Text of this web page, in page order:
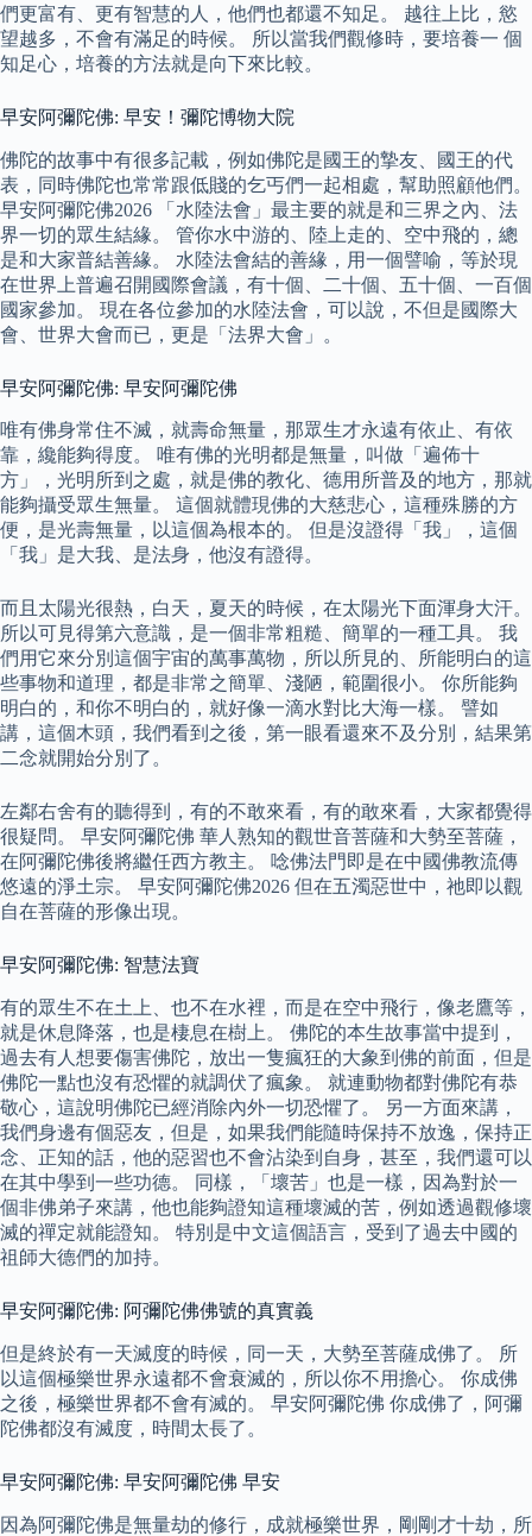
們更富有、更有智慧的人，他們也都還不知足。 越往上比，慾
望越多，不會有滿足的時候。 所以當我們觀修時，要培養一 個
知足心，培養的方法就是向下來比較。
早安阿彌陀佛: 早安！彌陀博物大院
佛陀的故事中有很多記載，例如佛陀是國王的摯友、國王的代
表，同時佛陀也常常跟低賤的乞丐們一起相處，幫助照顧他們。
早安阿彌陀佛2026 「水陸法會」最主要的就是和三界之內、法
界一切的眾生結緣。 管你水中游的、陸上走的、空中飛的，總
是和大家普結善緣。 水陸法會結的善緣，用一個譬喻，等於現
在世界上普遍召開國際會議，有十個、二十個、五十個、一百個
國家參加。 現在各位參加的水陸法會，可以說，不但是國際大
會、世界大會而已，更是「法界大會」。
早安阿彌陀佛: 早安阿彌陀佛
唯有佛身常住不滅，就壽命無量，那眾生才永遠有依止、有依
靠，纔能夠得度。 唯有佛的光明都是無量，叫做「遍佈十
方」，光明所到之處，就是佛的教化、德用所普及的地方，那就
能夠攝受眾生無量。 這個就體現佛的大慈悲心，這種殊勝的方
便，是光壽無量，以這個為根本的。 但是沒證得「我」，這個
「我」是大我、是法身，他沒有證得。
而且太陽光很熱，白天，夏天的時候，在太陽光下面渾身大汗。
所以可見得第六意識，是一個非常粗糙、簡單的一種工具。 我
們用它來分別這個宇宙的萬事萬物，所以所見的、所能明白的這
些事物和道理，都是非常之簡單、淺陋，範圍很小。 你所能夠
明白的，和你不明白的，就好像一滴水對比大海一樣。 譬如
講，這個木頭，我們看到之後，第一眼看還來不及分別，結果第
二念就開始分別了。
左鄰右舍有的聽得到，有的不敢來看，有的敢來看，大家都覺得
很疑問。 早安阿彌陀佛 華人熟知的觀世音菩薩和大勢至菩薩，
在阿彌陀佛後將繼任西方教主。 唸佛法門即是在中國佛教流傳
悠遠的淨土宗。 早安阿彌陀佛2026 但在五濁惡世中，祂即以觀
自在菩薩的形像出現。
早安阿彌陀佛: 智慧法寶
有的眾生不在土上、也不在水裡，而是在空中飛行，像老鷹等，
就是休息降落，也是棲息在樹上。 佛陀的本生故事當中提到，
過去有人想要傷害佛陀，放出一隻瘋狂的大象到佛的前面，但是
佛陀一點也沒有恐懼的就調伏了瘋象。 就連動物都對佛陀有恭
敬心，這說明佛陀已經消除內外一切恐懼了。 另一方面來講，
我們身邊有個惡友，但是，如果我們能隨時保持不放逸，保持正
念、正知的話，他的惡習也不會沾染到自身，甚至，我們還可以
在其中學到一些功德。 同樣，「壞苦」也是一樣，因為對於一
個非佛弟子來講，他也能夠證知這種壞滅的苦，例如透過觀修壞
滅的禪定就能證知。 特別是中文這個語言，受到了過去中國的
祖師大德們的加持。
早安阿彌陀佛: 阿彌陀佛佛號的真實義
但是終於有一天滅度的時候，同一天，大勢至菩薩成佛了。 所
以這個極樂世界永遠都不會衰滅的，所以你不用擔心。 你成佛
之後，極樂世界都不會有滅的。 早安阿彌陀佛 你成佛了，阿彌
陀佛都沒有滅度，時間太長了。
早安阿彌陀佛: 早安阿彌陀佛 早安
因為阿彌陀佛是無量劫的修行，成就極樂世界，剛剛才十劫，所